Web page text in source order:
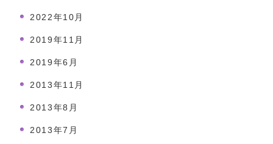
2022年10月
2019年11月
2019年6月
2013年11月
2013年8月
2013年7月